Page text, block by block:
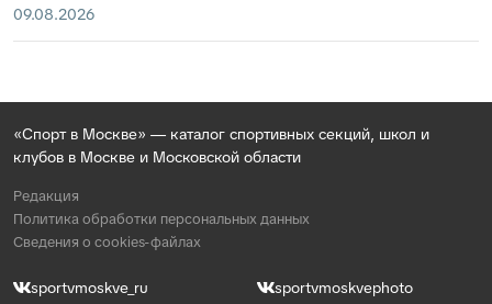
09.08.2026
«Спорт в Москве» — каталог спортивных секций, школ и
клубов в Москве и Московской области
Редакция
Политика обработки персональных данных
Сведения о cookies-файлах
sportvmoskve_ru
sportvmoskvephoto